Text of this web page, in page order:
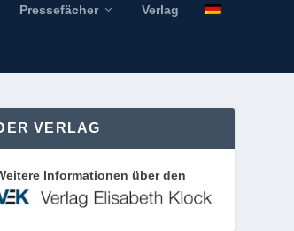
Pressefächer Verlag
VERLAG
Informationen über den